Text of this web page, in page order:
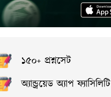
১৫০+ প্রশ্নসেট
অ্যান্ড্রয়েড অ্যাপ ফ্যাসিলিটি